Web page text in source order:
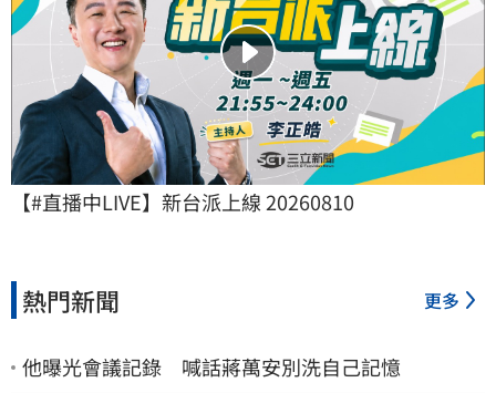
【#直播中LIVE】新台派上線 20260810
熱門新聞 更多
他曝光會議記錄 喊話蔣萬安別洗自己記憶